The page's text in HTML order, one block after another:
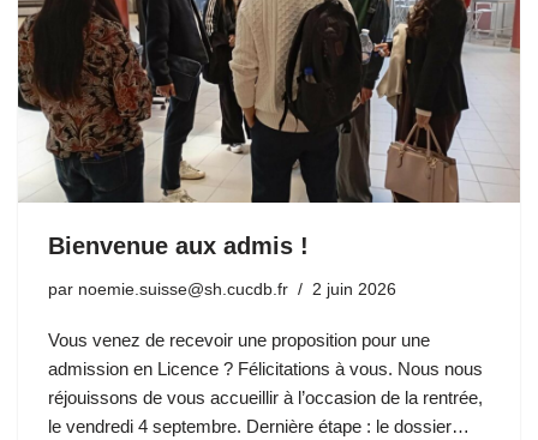
Bienvenue aux admis !
par noemie.suisse@sh.cucdb.fr 2 juin 2026
Vous venez de recevoir une proposition pour une
admission en Licence ? Félicitations à vous. Nous nous
réjouissons de vous accueillir à l’occasion de la rentrée,
le vendredi 4 septembre. Dernière étape : le dossier…